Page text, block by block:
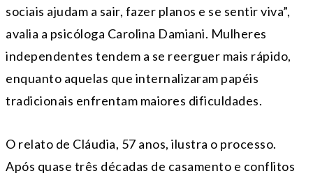
sociais ajudam a sair, fazer planos e se sentir viva”,
avalia a psicóloga Carolina Damiani. Mulheres
independentes tendem a se reerguer mais rápido,
enquanto aquelas que internalizaram papéis
tradicionais enfrentam maiores dificuldades.
O relato de Cláudia, 57 anos, ilustra o processo.
Após quase três décadas de casamento e conflitos